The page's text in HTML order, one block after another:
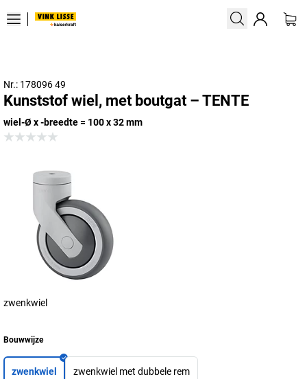
Nr.: 178096 49
Kunststof wiel, met boutgat – TENTE
wiel-Ø x -breedte = 100 x 32 mm
zwenkwiel
Bouwwijze
zwenkwiel zwenkwiel met dubbele rem